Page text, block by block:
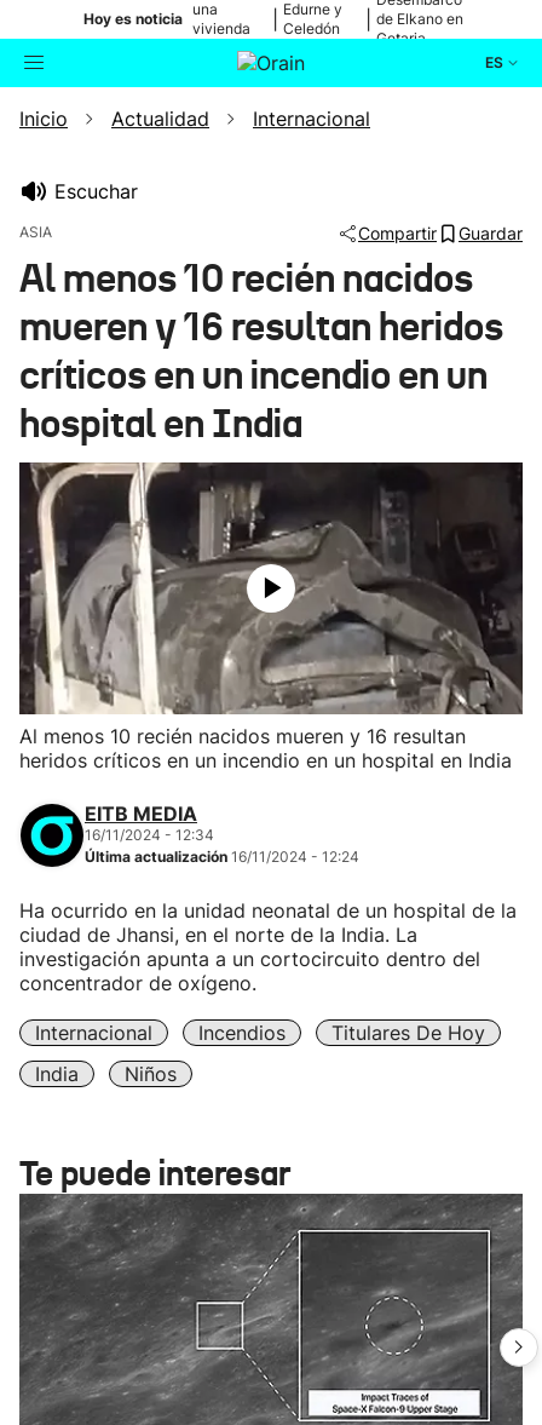
Hoy es noticia
una
vivienda
de Bilbao
Edurne y
Celedón
de Elkano en
Getaria
ES
Buscador Actualidad
Ikusmiran
Eguraldia
Inicio Actualidad Internacional
Escuchar
ASIA Compartir Guardar
Al menos 10 recién nacidos
mueren y 16 resultan heridos
críticos en un incendio en un
hospital en India
Al menos 10 recién nacidos mueren y 16 resultan
heridos críticos en un incendio en un hospital en India
EITB MEDIA
16/11/2024 - 12:34
Última actualización 16/11/2024 - 12:24
Ha ocurrido en la unidad neonatal de un hospital de la
ciudad de Jhansi, en el norte de la India. La
investigación apunta a un cortocircuito dentro del
concentrador de oxígeno.
Internacional Incendios
Titulares De Hoy
India
Niños
Te puede interesar